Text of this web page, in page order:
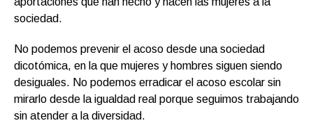
sociedad.
No podemos prevenir el acoso desde una sociedad
dicotómica, en la que mujeres y hombres siguen siendo
desiguales. No podemos erradicar el acoso escolar sin
mirarlo desde la igualdad real porque seguimos trabajando
sin atender a la diversidad.